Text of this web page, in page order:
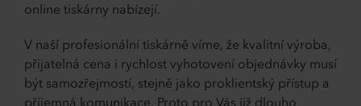
online tiskárny nabízejí.
V naší profesionální tiskárně víme, že kvalitní výroba,
přijatelná cena i rychlost vyhotovení objednávky musí
být samozřejmostí, stejně jako proklientský přístup a